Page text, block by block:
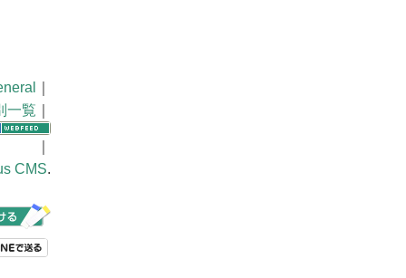
一覧
CMS.